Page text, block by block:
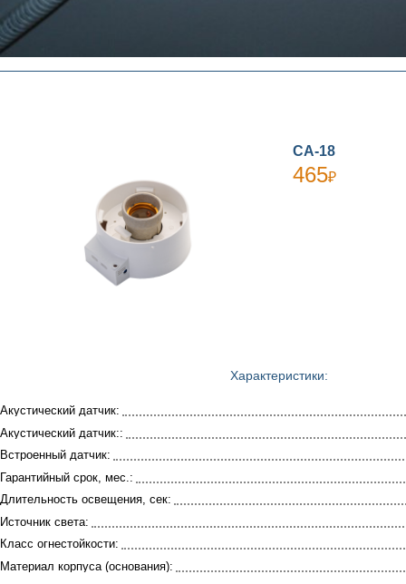
СА-18
465₽
Характеристики:
Акустический датчик:
Акустический датчик::
Встроенный датчик:
Гарантийный срок, мес.:
Длительность освещения, сек:
Источник света:
Класс огнестойкости:
Материал корпуса (основания):